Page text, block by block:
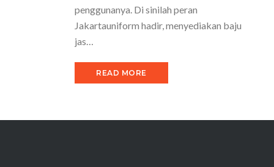
penggunanya. Di sinilah peran
Jakartauniform hadir, menyediakan baju
jas…
READ MORE